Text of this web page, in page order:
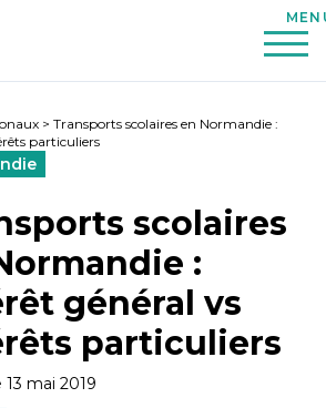
> Transports scolaires en Normandie :
particuliers
scolaires
:
général vs
particuliers
13 mai 2019